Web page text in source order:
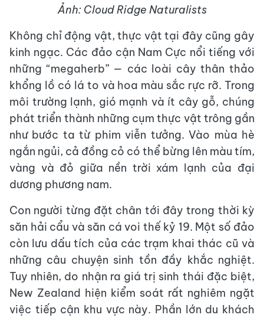
Ảnh: Cloud Ridge Naturalists
Không chỉ động vật, thực vật tại đây cũng gây
kinh ngạc. Các đảo cận Nam Cực nổi tiếng với
những “megaherb” — các loài cây thân thảo
khổng lồ có lá to và hoa màu sắc rực rỡ. Trong
môi trường lạnh, gió mạnh và ít cây gỗ, chúng
phát triển thành những cụm thực vật trông gần
như bước ta từ phim viễn tưởng. Vào mùa hè
ngắn ngủi, cả đồng cỏ có thể bừng lên màu tím,
vàng và đỏ giữa nền trời xám lạnh của đại
dương phương nam.
Con người từng đặt chân tới đây trong thời kỳ
săn hải cẩu và săn cá voi thế kỷ 19. Một số đảo
còn lưu dấu tích của các trạm khai thác cũ và
những câu chuyện sinh tồn đầy khắc nghiệt.
Tuy nhiên, do nhận ra giá trị sinh thái đặc biệt,
New Zealand hiện kiểm soát rất nghiêm ngặt
việc tiếp cận khu vực này. Phần lớn du khách